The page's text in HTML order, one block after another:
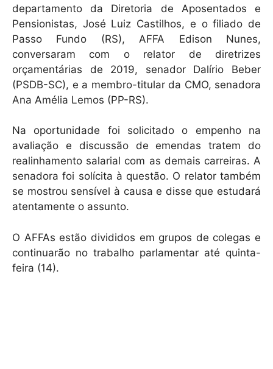
departamento da Diretoria de Aposentados e
Pensionistas, José Luiz Castilhos, e o filiado de
Passo Fundo (RS), AFFA Edison Nunes,
conversaram com o relator de diretrizes
orçamentárias de 2019, senador Dalírio Beber
(PSDB-SC), e a membro-titular da CMO, senadora
Ana Amélia Lemos (PP-RS).
Na oportunidade foi solicitado o empenho na
avaliação e discussão de emendas tratem do
realinhamento salarial com as demais carreiras. A
senadora foi solícita à questão. O relator também
se mostrou sensível à causa e disse que estudará
atentamente o assunto.
O AFFAs estão divididos em grupos de colegas e
continuarão no trabalho parlamentar até quinta-
feira (14).